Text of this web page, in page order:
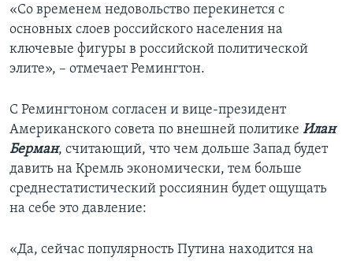
«Со временем недовольство перекинется с
основных слоев российского населения на
ключевые фигуры в российской политической
элите», – отмечает Ремингтон.
С Ремингтоном согласен и вице-президент
Американского совета по внешней политике Илан
Берман, считающий, что чем дольше Запад будет
давить на Кремль экономически, тем больше
среднестатистический россиянин будет ощущать
на себе это давление:
«Да, сейчас популярность Путина находится на